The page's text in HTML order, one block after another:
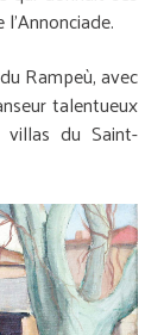
Rampeù, avec
talentueux
villas du Saint-